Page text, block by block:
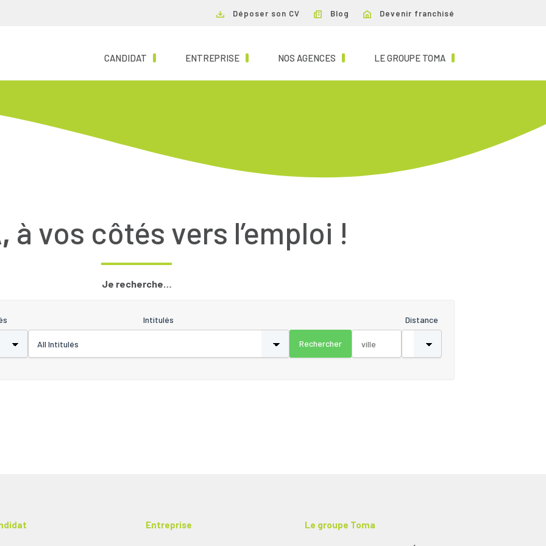
Déposer son CV Blog Devenir franchisé
CANDIDAT (CURRENT)ENTREPRISE(CURRENT)NOS AGENCES (CURRENT)LE GROUPE TOMA (CURRENT)
à vos côtés vers l’emploi !
Je recherche…
Distance
Intitulés
Entreprise Le groupe Toma